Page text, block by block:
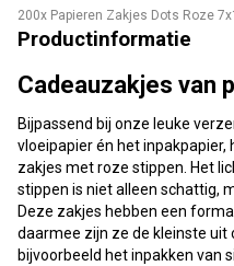
200x Papieren Zakjes Dots Roze
Productinformatie
Cadeauzakjes van
Bijpassend bij onze leuke
vloeipapier én het inpakpapier,
zakjes met roze stippen. Het
stippen is niet alleen schattig,
Deze zakjes hebben een
daarmee zijn ze de kleinste
bijvoorbeeld het inpakken van